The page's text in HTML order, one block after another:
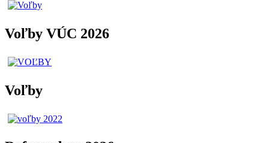
Voľby VÚC 2026
Voľby